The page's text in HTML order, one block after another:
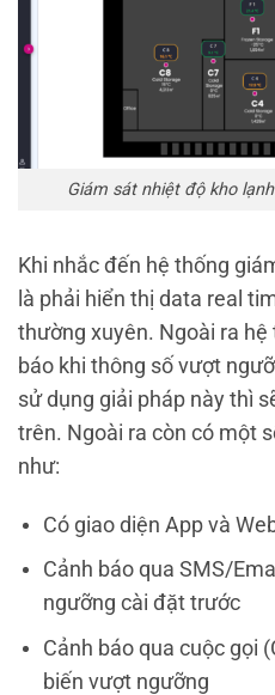
Giám sát nhiệt độ kho
Khi nhắc đến hệ thống
là phải hiển thị data real
thường xuyên. Ngoài ra
báo khi thông số vượt
sử dụng giải pháp này thì
trên. Ngoài ra còn có một
như:
Có giao diện App và
Cảnh báo qua SMS/
ngưỡng cài đặt trước
Cảnh báo qua cuộc gọi
biến vượt ngưỡng